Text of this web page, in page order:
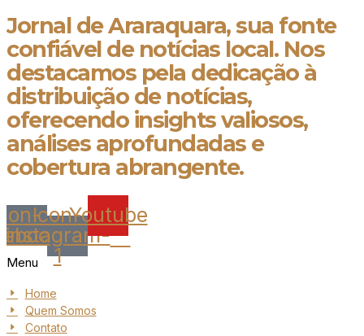
Jornal de Araraquara, sua fonte
confiável de notícias local. Nos
destacamos pela dedicação à
distribuição de notícias,
oferecendo insights valiosos,
análises aprofundadas e
cobertura abrangente.
Icon-
instagram-
1
Youtube
Menu
Home
Quem Somos
Contato